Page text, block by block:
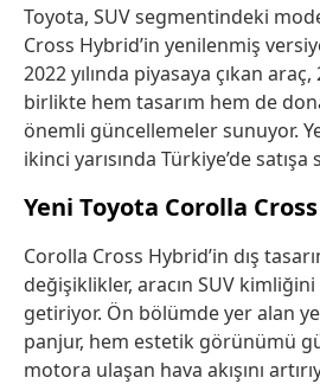
Toyota, SUV segmentindeki
Cross Hybrid’in yenilenmiş
2022 yılında piyasaya çıkan
birlikte hem tasarım hem de
önemli güncellemeler sunuyor.
ikinci yarısında Türkiye’de
Yeni Toyota Corolla
Corolla Cross Hybrid’in dış
değişiklikler, aracın SUV
getiriyor. Ön bölümde yer alan
panjur, hem estetik görünümü
motora ulaşan hava akışını